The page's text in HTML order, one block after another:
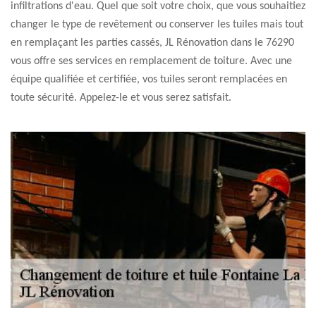
infiltrations d'eau. Quel que soit votre choix, que vous souhaitiez
changer le type de revêtement ou conserver les tuiles mais tout
en remplaçant les parties cassés, JL Rénovation dans le 76290
vous offre ses services en remplacement de toiture. Avec une
équipe qualifiée et certifiée, vos tuiles seront remplacées en
toute sécurité. Appelez-le et vous serez satisfait.